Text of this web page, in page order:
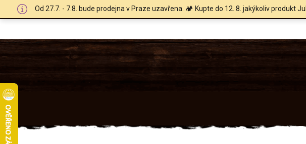
Od 27.7. - 7.8. bude prodejna v Praze uzavřena. 🏕️ Kupte do 12. 8. jakýkoliv produkt